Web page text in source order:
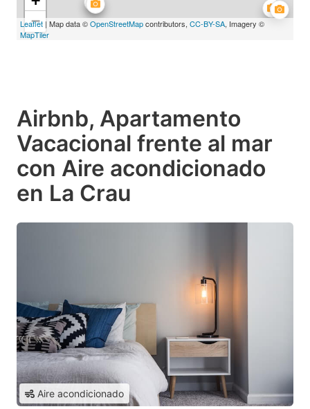
−
Leaflet | Map data ©OpenStreetMapcontributors, CC-BY-SA, Imagery ©
MapTiler
Airbnb, Apartamento
Vacacional frente al mar
con Aire acondicionado
en La Crau
Aire acondicionado